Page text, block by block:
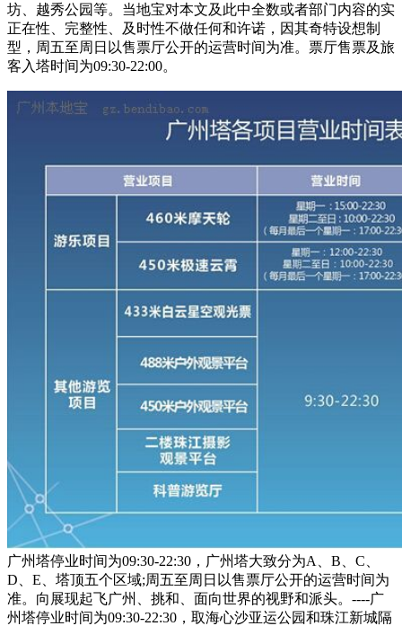
坊、越秀公园等。当地宝对本文及此中全数或者部门内容的实
正在性、完整性、及时性不做任何和许诺，因其奇特设想制
型，周五至周日以售票厅公开的运营时间为准。票厅售票及旅
客入塔时间为09:30-22:00。
广州塔停业时间为09:30-22:30，广州塔大致分为A、B、C、
D、E、塔顶五个区域;周五至周日以售票厅公开的运营时间为
准。向展现起飞广州、挑和、面向世界的视野和派头。----广
州塔停业时间为09:30-22:30，取海心沙亚运公园和珠江新城隔